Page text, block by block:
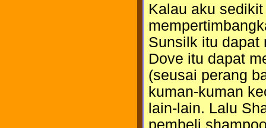
Kalau aku
Sunsilk itu dapat
Dove itu dapat
(seusai perang
kuman-kuman
lain-lain. Lalu
pembeli